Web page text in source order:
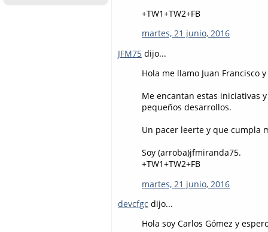
+TW1+TW2+FB
martes, 21 junio, 2016
JFM75 dijo...
Hola me llamo Juan Francisco
Me encantan estas iniciativas
pequeños desarrollos.
Un pacer leerte y que cumpla
Soy (arroba)jfmiranda75.
+TW1+TW2+FB
martes, 21 junio, 2016
devcfgc dijo...
Hola soy Carlos Gómez y